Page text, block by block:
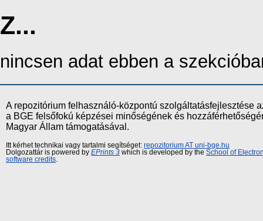
Z...
nincsen adat ebben a
A repozitórium felhasználó-központú szolgáltatásfejlesztése
a BGE felsőfokú képzései minőségének és
Magyar Állam támogatásával.
Itt kérhet technikai vagy tartalmi segítséget: repozitorium AT uni-bge.hu
Dolgozattár is powered by EPrints 3 which is developed by the School of
software credits